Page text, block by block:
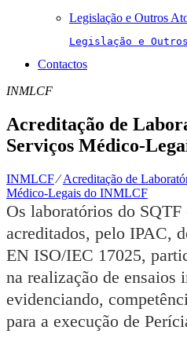
Legislação e Outros
Legislação e
Contactos
INMLCF
Acreditação de
Serviços Médico-
INMLCF⁄Acreditação de
Médico-Legais do INMLCF
Os laboratórios do
acreditados, pelo IPAC,
EN ISO/IEC 17025,
na realização de ensaios
evidenciando,
para a execução de